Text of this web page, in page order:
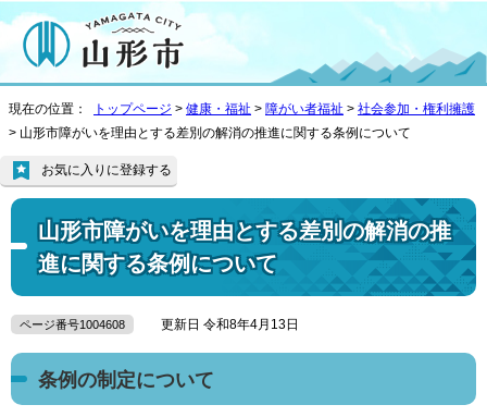
現在の位置： トップページ > 健康・福祉 > 障がい者福祉 > 社会参加・権利擁護
> 山形市障がいを理由とする差別の解消の推進に関する条例について
山形市障がいを理由とする差別の解消の推
進に関する条例について
お気に入りに登録する
ページ番号1004608 更新日 令和8年4月13日
条例の制定について